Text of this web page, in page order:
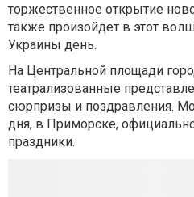
торжественное открытие
также произойдет в этот
Украины день.
На Центральной площади
театрализованные
сюрпризы и поздравления.
дня, в Приморске,
праздники.